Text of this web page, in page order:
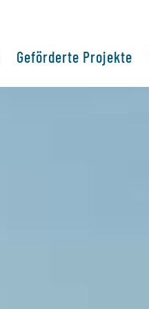
Geförderte Projekte